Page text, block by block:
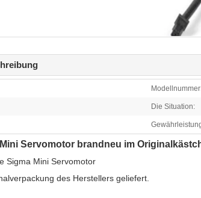
Die Situation:
Servomotor brandneu im
Sigma Mini Servomotor
des Herstellers geliefert.